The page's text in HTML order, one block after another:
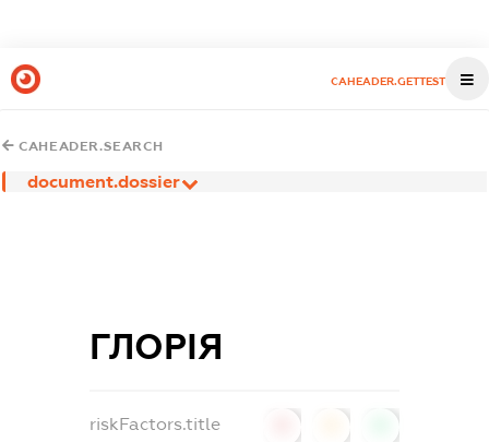
CAHEADER.GETTEST
CAHEADER.SEARCH
document.dossier
ГЛОРІЯ
riskFactors.title